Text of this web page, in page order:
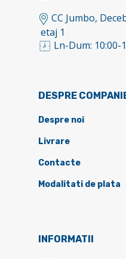
CC Jumbo,
etaj 1
Ln-Dum: 10:00-
DESPRE
Despre noi
Livrare
Contacte
Modalitati de plata
INFORMATII